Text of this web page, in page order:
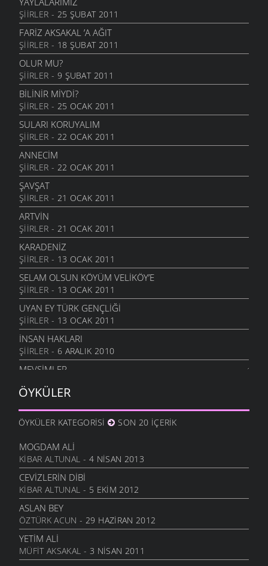
ŞIIRLER - 25 ŞUBAT 2011
FARIZ AKSAKAL ’A AĞIT
ŞIIRLER - 18 ŞUBAT 2011
OLUR MU?
ŞIIRLER - 9 ŞUBAT 2011
BILINIR MIYDI?
ŞIIRLER - 25 OCAK 2011
SULARI KORUYALIM
ŞIIRLER - 22 OCAK 2011
ANNECIM
ŞIIRLER - 22 OCAK 2011
ŞAVŞAT
ŞIIRLER - 21 OCAK 2011
ARTVIN
ŞIIRLER - 21 OCAK 2011
KARADENIZ
ŞIIRLER - 13 OCAK 2011
SELAM OLSUN KÖYÜM VELIKÖY’E
ŞIIRLER - 13 OCAK 2011
UYAN EY TÜRK GENÇLIĞI
ŞIIRLER - 13 OCAK 2011
İNSAN HAKLARI
ŞIIRLER - 6 ARALIK 2010
MEVSIMLER
SEVGILIYE
ŞIIRLER- 17 KASIM 2010
ŞIIRLER- 17 KASIM 2010
BÜYÜK ATATÜRK
ŞIIRLER- 13 KASIM 2010
AĞAÇLARI KORUYALIM
ŞIIRLER - 13 KASIM 2010
CUMHURIYET
ŞIIRLER- 13 KASIM 2010
DEVLET DEDIĞIN
ÖYKÜLER
ÖYKÜLER KATEGORISI SON 20 İÇERIK
MOGDAM ALI
KIBAR ALTUNAL - 4 NISAN 2013
CEVIZLERIN DIBI
KIBAR ALTUNAL - 5 EKIM 2012
ASLAN BEY
ÖZTÜRK ACUN - 29 HAZIRAN 2012
YETIM ALI
MÜFIT AKSAKAL - 3 NISAN 2011